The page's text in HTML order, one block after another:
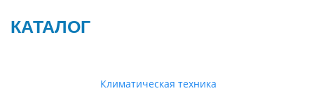
КАТАЛОГ
Климатическая техника